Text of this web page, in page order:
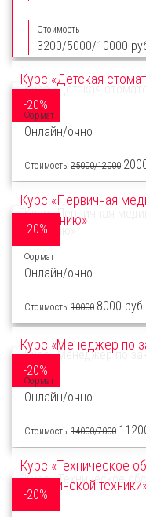
Стоимость
3200/5000/10000
Курс «Детская
-20%
Формат
Онлайн/очно
Стоимость: 25000/12000
Курс «Первичная
населению»
-20%
Формат
Онлайн/очно
Стоимость: 10000 8000 руб.
Курс «Менеджер по
-20%
Формат
Онлайн/очно
Стоимость: 14000/7000
Курс «Техническое
медицинской
-20%